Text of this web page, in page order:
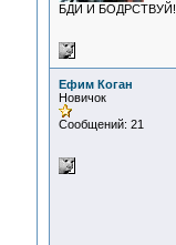
БДИ И БОДРСТВУЙ!
Ефим Коган
Новичок
Сообщений: 21